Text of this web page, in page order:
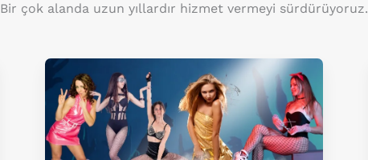
Bir çok alanda uzun yıllardır hizmet vermeyi sürdürüyoruz.